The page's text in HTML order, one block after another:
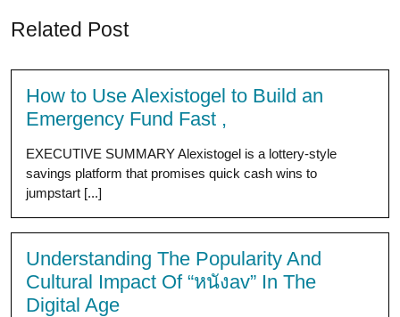
Related Post
How to Use Alexistogel to Build an
Emergency Fund Fast ,
EXECUTIVE SUMMARY Alexistogel is a lottery-style
savings platform that promises quick cash wins to
jumpstart [...]
Understanding The Popularity And
Cultural Impact Of “หนังav” In The
Digital Age